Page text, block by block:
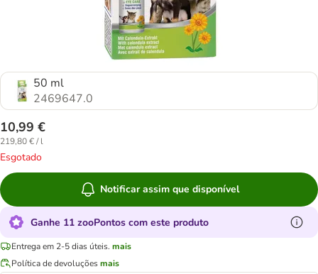
50 ml
2469647.0
10,99 €
219,80 € / l
Esgotado
Notificar assim que disponível
Ganhe 11 zooPontos com este produto
Entrega em 2-5 dias úteis. mais
Política de devoluçõesmais